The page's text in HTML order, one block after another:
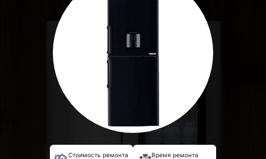
Стоимость ремонта Время ремонта